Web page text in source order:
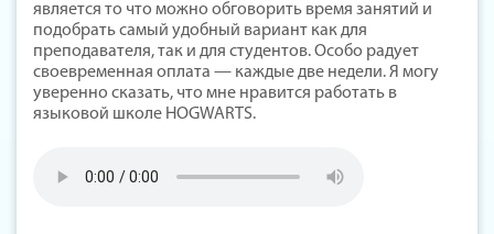
является то что можно обговорить время занятий и
подобрать самый удобный вариант как для
преподавателя, так и для студентов. Особо радует
своевременная оплата — каждые две недели. Я могу
уверенно сказать, что мне нравится работать в
языковой школе HOGWARTS.